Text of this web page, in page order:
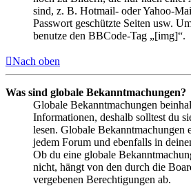
sind, z. B. Hotmail- oder Yahoo-
Passwort geschützte Seiten usw.
benutze den BBCode-Tag „[img]“.
Nach oben
Was sind globale Bekanntmachungen?
Globale Bekanntmachungen
Informationen, deshalb solltest du
lesen. Globale Bekanntmachungen
jedem Forum und ebenfalls in
Ob du eine globale
nicht, hängt von den durch die
vergebenen Berechtigungen ab.